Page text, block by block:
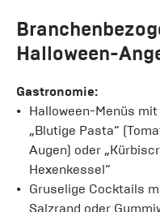
Halloween-
Gastronomie:
Halloween-Menüs
„Blutige Pasta“
Augen) oder
Hexenkessel“
Gruselige Cocktails
Salzrand oder